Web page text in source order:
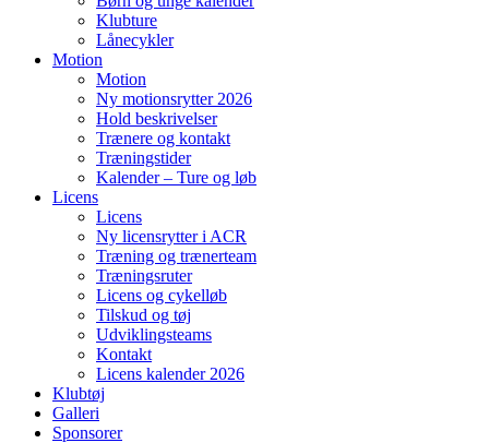
Klubture
Lånecykler
Motion
Motion
Ny motionsrytter 2026
Hold beskrivelser
Trænere og kontakt
Træningstider
Kalender – Ture og løb
Licens
Licens
Ny licensrytter i ACR
Træning og trænerteam
Træningsruter
Licens og cykelløb
Tilskud og tøj
Udviklingsteams
Kontakt
Licens kalender 2026
Klubtøj
Galleri
Sponsorer